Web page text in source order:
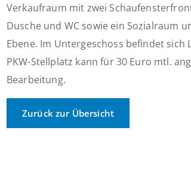
Verkaufraum mit zwei
Dusche und WC sowie ein Sozialraum
Ebene. Im Untergeschoss befindet sich
PKW-Stellplatz kann für 30 Euro mtl.
Bearbeitung.
Zurück zur Übersicht